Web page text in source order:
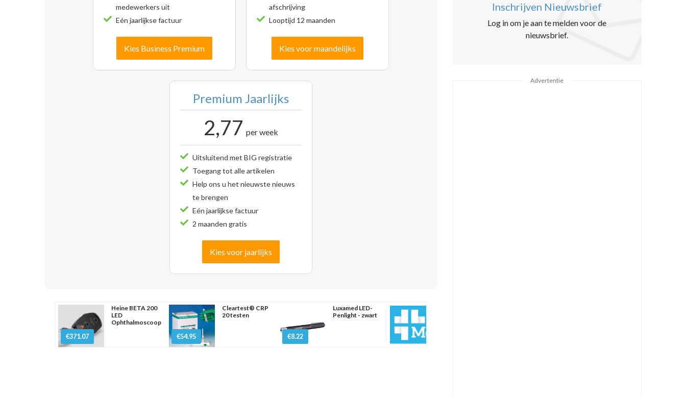
medewerkers uit
Eén jaarlijkse factuur
Kies Business Premium
afschrijving
Looptijd 12 maanden
Kies voor maandelijks
Premium Jaarlijks
2,77 per week
Uitsluitend met BIG registratie
Toegang tot alle artikelen
Help ons u het nieuwste nieuws
te brengen
Eén jaarlijkse factuur
2 maanden gratis
Kies voor jaarlijks
€371.07
Heine BETA 200
LED
Ophthalmoscoop
€54.95
Cleartest® CRP
20 testen
€8.22
Luxamed LED-
Penlight - zwart
Inschrijven Nieuwsbrief
Log in om je aan te melden voor de
nieuwsbrief.
Advertentie